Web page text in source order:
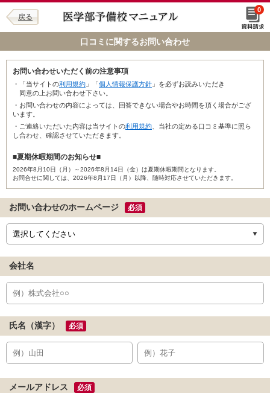
戻る
0
口コミに関するお問い合わせ
お問い合わせいただく前の注意事項
・「当サイトの利用規約 」「個人情報保護方針 」を必ずお読みいただき
同意の上お問い合わせ下さい。
・お問い合わせの内容によっては、回答できない場合やお時間を頂く場合がござ
います。
・ご連絡いただいた内容は当サイトの利用規約 、当社の定める口コミ基準に照ら
し合わせ、確認させていただきます。
■夏期休暇期間のお知らせ■
2026年8月10日（月）～2026年8月14日（金）は夏期休暇期間となります。
お問合せに関しては、2026年8月17日（月）以降、随時対応させていただきます。
お問い合わせのホームページ 必須
会社名
氏名（漢字） 必須
メールアドレス 必須